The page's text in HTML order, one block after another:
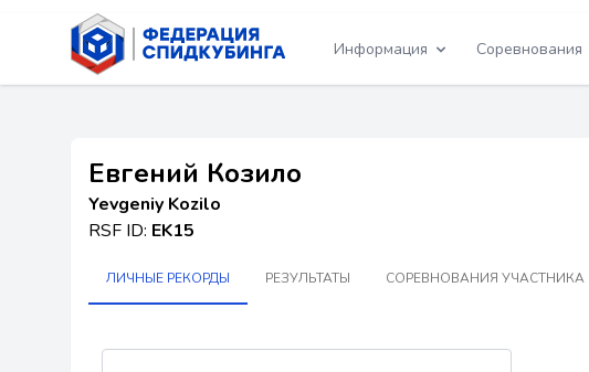
Информация Соревнования
Евгений Козило
Yevgeniy Kozilo
RSF ID: EK15
ЛИЧНЫЕ РЕКОРДЫ РЕЗУЛЬТАТЫ СОРЕВНОВАНИЯ УЧАСТНИКА